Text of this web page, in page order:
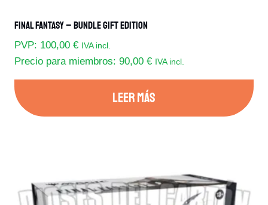
Final Fantasy – Bundle Gift Edition
PVP: 100,00 € IVA incl.
Precio para miembros: 90,00 € IVA incl.
LEER MÁS